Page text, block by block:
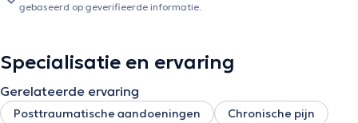
gebaseerd op geverifieerde informatie.
Specialisatie en ervaring
Gerelateerde ervaring
Posttraumatische aandoeningen
Chronische pijn